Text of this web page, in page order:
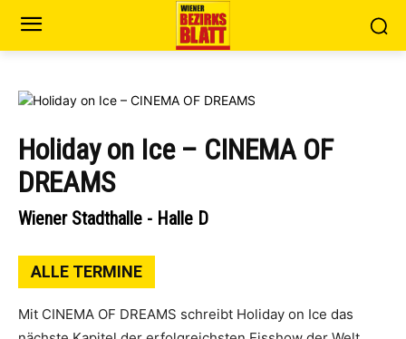
Holiday on Ice – CINEMA OF
DREAMS
Wiener Stadthalle - Halle D
ALLE TERMINE
Mit CINEMA OF DREAMS schreibt Holiday on Ice das